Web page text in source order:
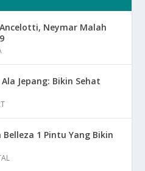
Neymar Malah
Jepang: Bikin Sehat
1 Pintu Yang Bikin